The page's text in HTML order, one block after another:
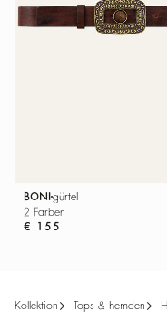
BONI gürtel
2 Farben
€ 155
kollektion tops & hemden